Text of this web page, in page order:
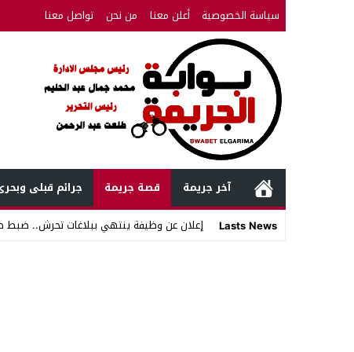
سياسة الخصوصية أعلن معنا من نحن تواصل معنا
آخر جريمة قصة جريمة جرائم قبلى
Lasts News
إعلان عن وظيفة ينتهي ببلاغات تحرش.. ضبط